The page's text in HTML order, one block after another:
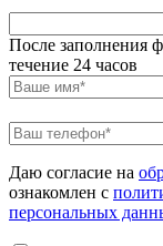
После заполнения
течение 24 часов
Даю согласие на
ознакомлен с
персональных